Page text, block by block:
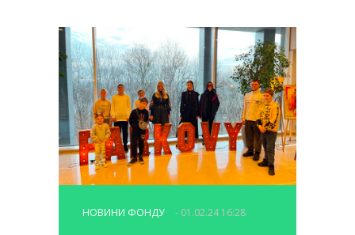
НОВИНИ ФОНДУ - 01.02.24 16:28